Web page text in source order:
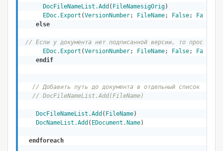
DocFileNameList.Add ( FileNamesigOrig)
EDoc.Export (VersionNumber; FileName; False; False
else
// Если у документа нет подписанной версии, то просто
EDoc.Export (VersionNumber; FileName; False; False
endif
// Добавить путь до документа в отдельный список
// DocFileNameList.Add(FileName)
DocFileNameList.Add ( FileName)
DocNameList.Add ( EDocument.Name)
endforeach